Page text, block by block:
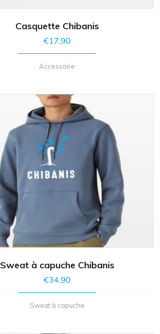
Casquette Chibanis
€17,90
Accessoire
Sweat à capuche Chibanis
€34,90
Sweat à capuche